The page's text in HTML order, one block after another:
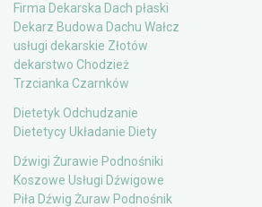
Firma Dekarska Dach płaski
Dekarz Budowa Dachu Wałcz
usługi dekarskie Złotów
dekarstwo Chodzież
Trzcianka Czarnków
Dietetyk Odchudzanie
Dietetycy Układanie Diety
Dźwigi Żurawie Podnośniki
Koszowe Usługi Dźwigowe
Piła Dźwig Żuraw Podnośnik